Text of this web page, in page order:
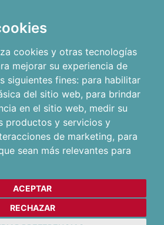
cookies y otras tecnologías
mejorar su experiencia de
siguientes fines: para habilitar
del sitio web, para brindar
en el sitio web, medir su
productos y servicios y
de marketing, para
sean más relevantes para
ACEPTAR
RECHAZAR